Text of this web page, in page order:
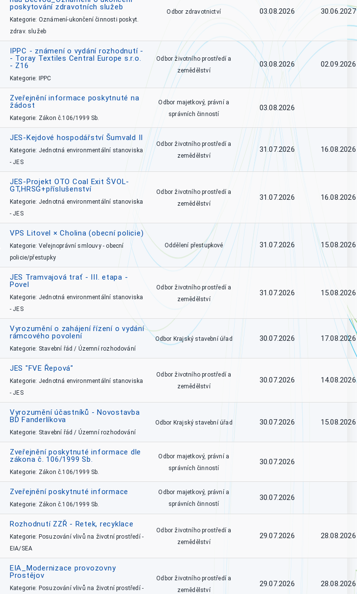
poskytování zdravotních služeb
Kategorie: Oznámení-ukončení činnosti poskyt.
zdrav. služeb
Odbor zdravotnictví 03.08.2026 30.06.2027
IPPC - známení o vydání rozhodnutí -
- Toray Textiles Central Europe s.r.o.
- Z16
Kategorie: IPPC
Odbor životního prostředí a
zemědělství
03.08.2026 02.09.2026
Zveřejnění informace poskytnuté na
žádost
Kategorie: Zákon č.106/1999 Sb.
Odbor majetkový, právní a
správních činností
03.08.2026
JES-Kejdové hospodářství Šumvald II
Kategorie: Jednotná environmentální stanoviska
- JES
Odbor životního prostředí a
zemědělství
31.07.2026 16.08.2026
JES-Projekt OTO Coal Exit ŠVOL-
GT,HRSG+příslušenství
Kategorie: Jednotná environmentální stanoviska
- JES
Odbor životního prostředí a
zemědělství
31.07.2026 16.08.2026
VPS Litovel × Cholina (obecní policie)
Kategorie: Veřejnoprávní smlouvy - obecní
policie/přestupky
Oddělení přestupkové 31.07.2026 15.08.2026
JES Tramvajová trať - III. etapa -
Povel
Kategorie: Jednotná environmentální stanoviska
- JES
Odbor životního prostředí a
zemědělství
31.07.2026 15.08.2026
Vyrozumění o zahájení řízení o vydání
rámcového povolení
Kategorie: Stavební řád / Územní rozhodování
Odbor Krajský stavební úřad 30.07.2026 17.08.2026
JES "FVE Řepová"
Kategorie: Jednotná environmentální stanoviska
- JES
Odbor životního prostředí a
zemědělství
30.07.2026 14.08.2026
Vyrozumění účastníků - Novostavba
BD Fanderlíkova
Kategorie: Stavební řád / Územní rozhodování
Odbor Krajský stavební úřad 30.07.2026 15.08.2026
Zveřejnění poskytnuté informace dle
zákona č. 106/1999 Sb.
Kategorie: Zákon č.106/1999 Sb.
Odbor majetkový, právní a
správních činností
30.07.2026
Zveřejnění poskytnuté informace
Kategorie: Zákon č.106/1999 Sb.
Odbor majetkový, právní a
správních činností
30.07.2026
Rozhodnutí ZZŘ - Retek, recyklace
Kategorie: Posuzování vlivů na životní prostředí -
EIA/SEA
Odbor životního prostředí a
zemědělství
29.07.2026 28.08.2026
EIA_Modernizace provozovny
Prostějov
Kategorie: Posuzování vlivů na životní prostředí -
Odbor životního prostředí a
zemědělství
29.07.2026 28.08.2026